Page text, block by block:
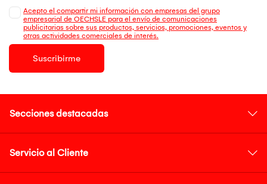
Acepto el compartir mi información con empresas del grupo
empresarial de OECHSLE para el envío de comunicaciones
publicitarias sobre sus productos, servicios, promociones, eventos y
otras actividades comerciales de interés.
Suscribirme
Secciones destacadas
Servicio al Cliente